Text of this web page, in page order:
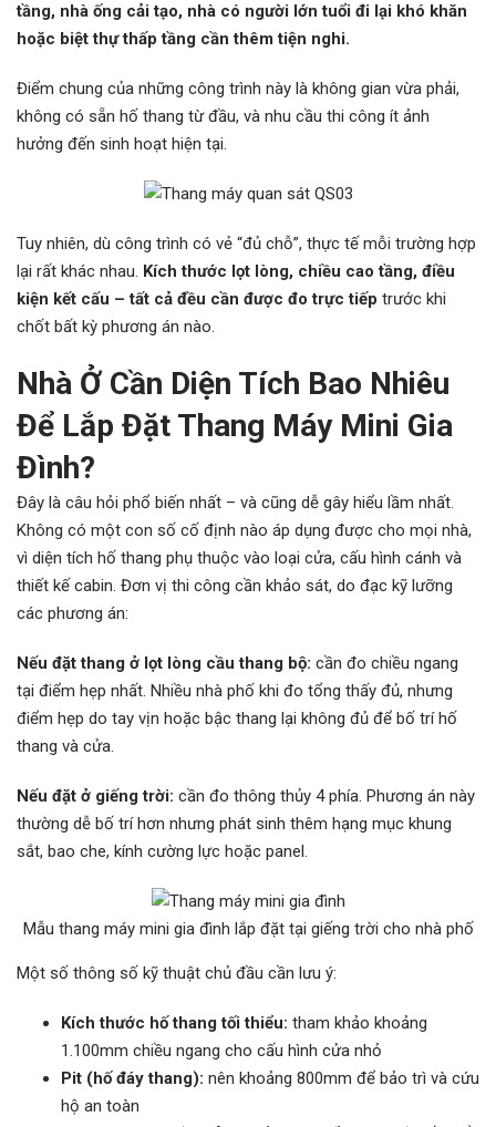
tầng, nhà ống cải tạo, nhà có người lớn tuổi đi lại khó khăn
hoặc biệt thự thấp tầng cần thêm tiện nghi.
Điểm chung của những công trình này là không gian vừa phải,
không có sẵn hố thang từ đầu, và nhu cầu thi công ít ảnh
hưởng đến sinh hoạt hiện tại.
Tuy nhiên, dù công trình có vẻ “đủ chỗ”, thực tế mỗi trường hợp
lại rất khác nhau. Kích thước lọt lòng, chiều cao tầng, điều
kiện kết cấu – tất cả đều cần được đo trực tiếp trước khi
chốt bất kỳ phương án nào.
Nhà Ở Cần Diện Tích Bao Nhiêu
Để Lắp Đặt Thang Máy Mini Gia
Đình?
Đây là câu hỏi phổ biến nhất – và cũng dễ gây hiểu lầm nhất.
Không có một con số cố định nào áp dụng được cho mọi nhà,
vì diện tích hố thang phụ thuộc vào loại cửa, cấu hình cánh và
thiết kế cabin. Đơn vị thi công cần khảo sát, do đạc kỹ lưỡng
các phương án:
Nếu đặt thang ở lọt lòng cầu thang bộ: cần đo chiều ngang
tại điểm hẹp nhất. Nhiều nhà phố khi đo tổng thấy đủ, nhưng
điểm hẹp do tay vịn hoặc bậc thang lại không đủ để bố trí hố
thang và cửa.
Nếu đặt ở giếng trời: cần đo thông thủy 4 phía. Phương án này
thường dễ bố trí hơn nhưng phát sinh thêm hạng mục khung
sắt, bao che, kính cường lực hoặc panel.
Mẫu thang máy mini gia đình lắp đặt tại giếng trời cho nhà phố
Một số thông số kỹ thuật chủ đầu cần lưu ý:
Kích thước hố thang tối thiểu: tham khảo khoảng
1.100mm chiều ngang cho cấu hình cửa nhỏ
Pit (hố đáy thang): nên khoảng 800mm để bảo trì và cứu
hộ an toàn